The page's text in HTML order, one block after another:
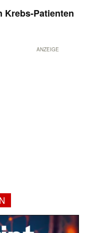
Krebs-Patienten
ANZEIGE